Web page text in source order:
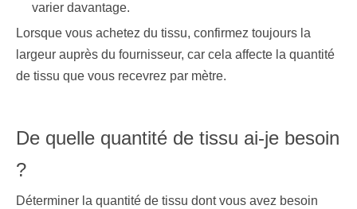
varier davantage.
Lorsque vous achetez du tissu, confirmez toujours la
largeur auprès du fournisseur, car cela affecte la quantité
de tissu que vous recevrez par mètre.
De quelle quantité de tissu ai-je besoin
?
Déterminer la quantité de tissu dont vous avez besoin